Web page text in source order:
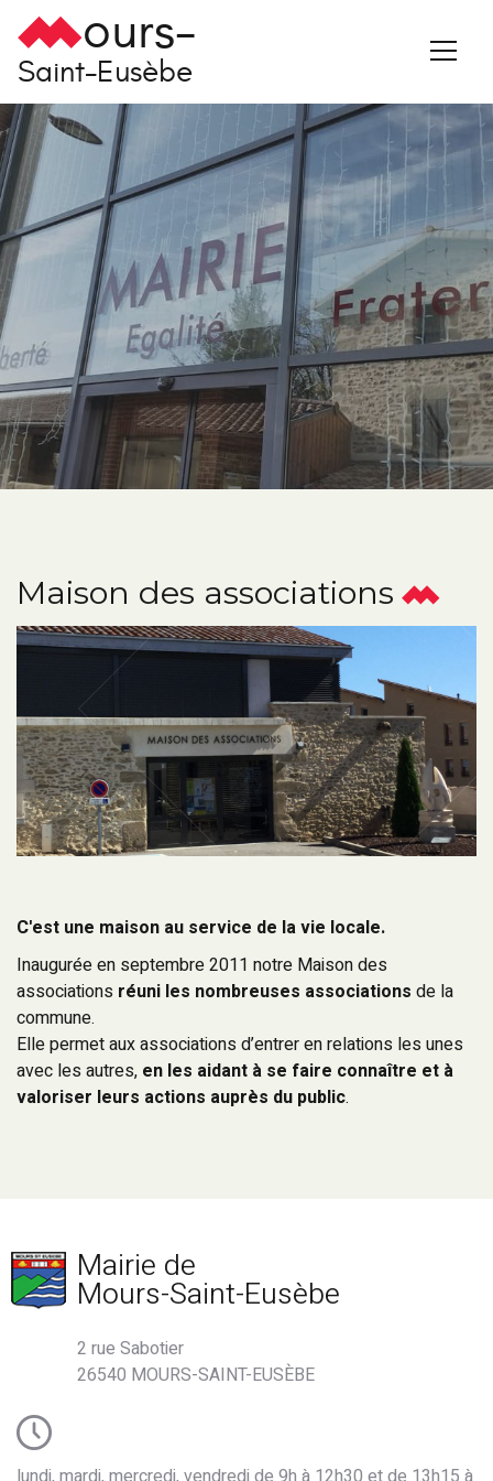
ours-
Saint-Eusèbe
Maison des associations
C'est une maison au service de la vie locale.
Inaugurée en septembre 2011 notre Maison des
associations réuni les nombreuses associations de la
commune.
Elle permet aux associations d’entrer en relations les unes
avec les autres, en les aidant à se faire connaître et à
valoriser leurs actions auprès du public.
Mairie de
Mours-Saint-Eusèbe
2 rue Sabotier
26540 MOURS-SAINT-EUSÈBE